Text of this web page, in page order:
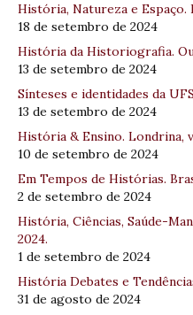
História, Natureza e Espaço.
18 de setembro de 2024
História da Historiografia.
13 de setembro de 2024
Sínteses e identidades da
13 de setembro de 2024
História & Ensino. Londrina,
10 de setembro de 2024
Em Tempos de Histórias.
2 de setembro de 2024
História, Ciências, Saúde-
2024.
1 de setembro de 2024
História Debates e
31 de agosto de 2024